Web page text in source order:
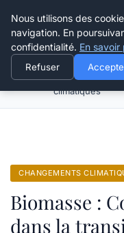
Happy Calyx
Changements
climatiques
CHANGEMENTS
Biomasse :
dans la
Nous utilisons des
navigation. En
confidentialité. En savoir
Refuser